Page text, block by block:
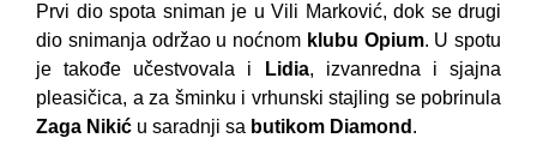
Prvi dio spota sniman je u Vili Marković, dok se drugi
dio snimanja održao u noćnom klubu Opium. U spotu
je takođe učestvovala i
Lidia, izvanredna i sjajna
pleasičica, a za šminku i vrhunski stajling se pobrinula
Zaga Nikić u saradnji sa butikom Diamond .